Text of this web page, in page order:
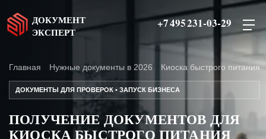
ДОКУМЕНТ
ЭКСПЕРТ
+7 495 231-03-29
Главная Нужные документы в 2026 Киоска быстрого питания
ДОКУМЕНТЫ ДЛЯ ПРОВЕРОК • ЗАПУСК БИЗНЕСА
ПОЛУЧЕНИЕ ДОКУМЕНТОВ ДЛЯ
КИОСКА БЫСТРОГО ПИТАНИЯ